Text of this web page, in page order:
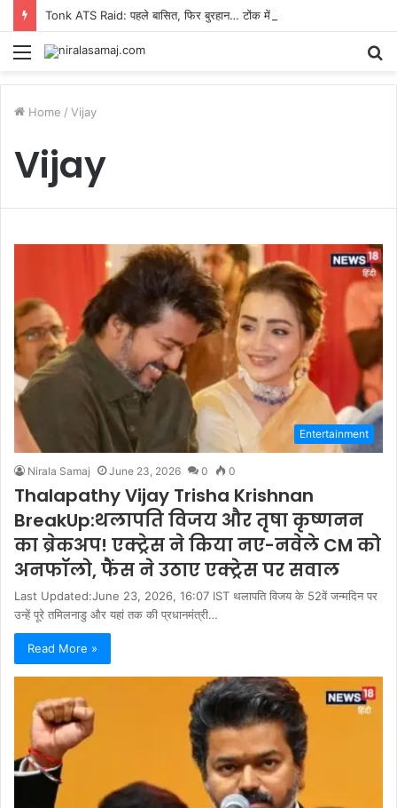
Menu
Home / Vijay
Vijay
Entertainment
Nirala Samaj June 23, 2026 0 0
Thalapathy Vijay Trisha Krishnan
BreakUp:थलापति विजय और तृषा कृष्णनन
का ब्रेकअप! एक्ट्रेस ने किया नए-नवेले CM को
अनफॉलो, फैंस ने उठाए एक्ट्रेस पर सवाल
Last Updated:June 23, 2026, 16:07 IST थलापति विजय के 52वें जन्मदिन पर
उन्हें पूरे तमिलनाडु और यहां तक की प्रधानमंत्री…
Read More »